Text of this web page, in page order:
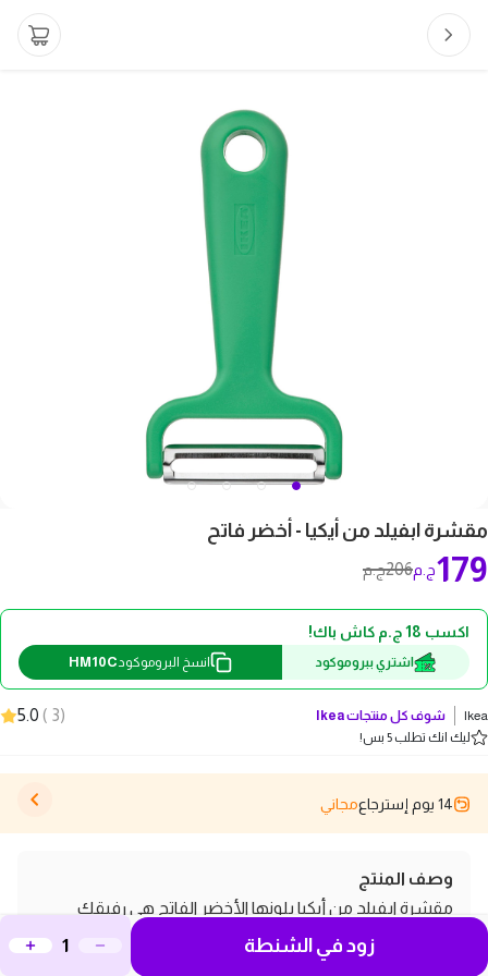
مقشرة ابفيلد من أيكيا - أخضر فاتح
206ج.م 179ج.م
اكسب 18 ج.م كاش باك!
اشتري ببروموكود انسخ البروموكود HM10C
Ikea شوف كل منتجاتIkea
(
3
)
5.0
ليك انك تطلب 5 بس!
14 يوم إسترجاع مجاني
وصف المنتج
مقشرة ابفيلد من أيكيا بلونها الأخضر الفاتح هي رفيقك
المثالي في المطبخ! بتتميز بتصميم مريح وسهل الاستخدام،
زود في الشنطة